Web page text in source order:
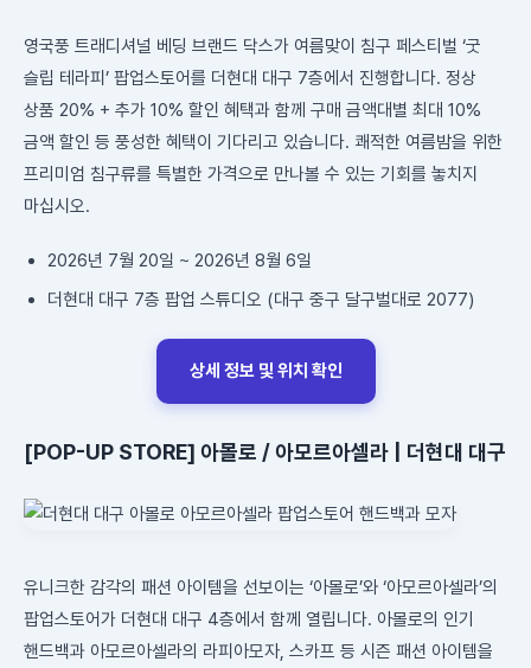
영국풍 트래디셔널 베딩 브랜드 닥스가 여름맞이 침구 페스티벌 ‘굿
슬립 테라피’ 팝업스토어를 더현대 대구 7층에서 진행합니다. 정상
상품 20% + 추가 10% 할인 혜택과 함께 구매 금액대별 최대 10%
금액 할인 등 풍성한 혜택이 기다리고 있습니다. 쾌적한 여름밤을 위한
프리미엄 침구류를 특별한 가격으로 만나볼 수 있는 기회를 놓치지
마십시오.
2026년 7월 20일 ~ 2026년 8월 6일
더현대 대구 7층 팝업 스튜디오 (대구 중구 달구벌대로 2077)
상세 정보 및 위치 확인
[POP-UP STORE] 아몰로 / 아모르아셀라 | 더현대 대구
유니크한 감각의 패션 아이템을 선보이는 ‘아몰로’와 ‘아모르아셀라’의
팝업스토어가 더현대 대구 4층에서 함께 열립니다. 아몰로의 인기
핸드백과 아모르아셀라의 라피아모자, 스카프 등 시즌 패션 아이템을